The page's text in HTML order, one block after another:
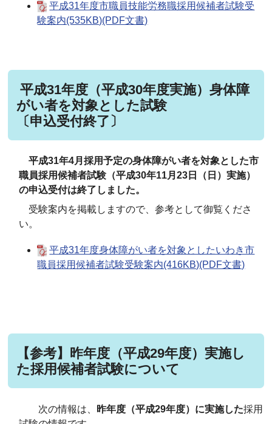
平成31年度市職員技能労務職採用候補者試験受
験案内(535KB)(PDF文書)
平成31年度（平成30年度実施）身体障
がい者を対象とした試験
〔申込受付終了〕
平成31年4月採用予定の身体障がい者を対象とした市
職員採用候補者試験（平成30年11月23日（日）実施）
の申込受付は終了しました。
受験案内を掲載しますので、参考として御覧くださ
い。
平成31年度身体障がい者を対象としたいわき市
職員採用候補者試験受験案内(416KB)(PDF文書)
【参考】昨年度（平成29年度）実施し
た採用候補者試験について
次の情報は、 昨年度（平成29年度）に実施した採用